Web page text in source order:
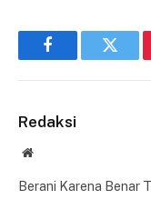
Facebook
Redaksi
Website
Berani Karena Benar